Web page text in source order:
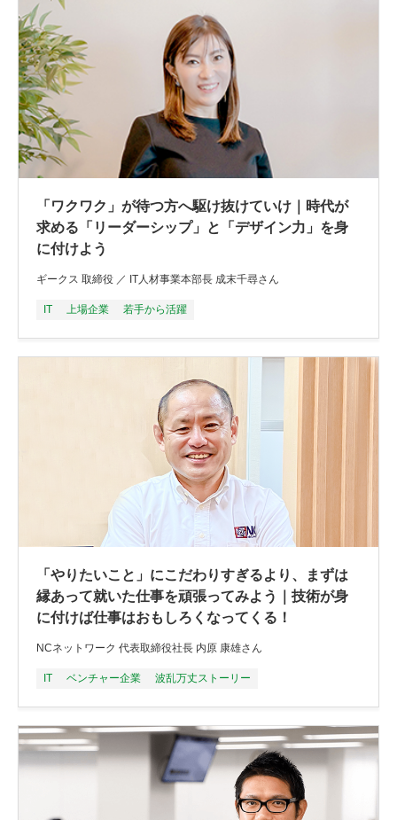
「ワクワク」が待つ方へ駆け抜けていけ｜時代が
求める「リーダーシップ」と「デザイン力」を身
に付けよう
ギークス 取締役 ／ IT人材事業本部長 成末千尋さん
IT 上場企業 若手から活躍
「やりたいこと」にこだわりすぎるより、まずは
縁あって就いた仕事を頑張ってみよう｜技術が身
に付けば仕事はおもしろくなってくる！
NCネットワーク 代表取締役社長 内原 康雄さん
IT ベンチャー企業 波乱万丈ストーリー